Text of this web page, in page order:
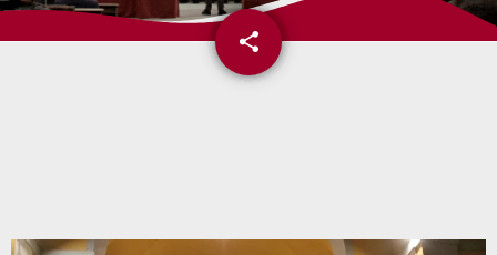
share
email